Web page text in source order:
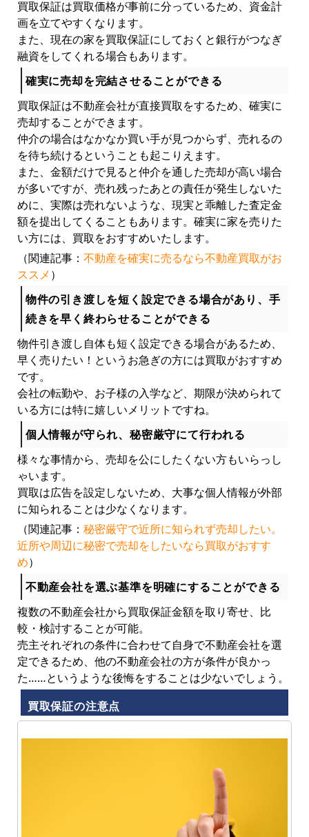
買取保証は買取価格が事前に分っているため、資金計
画を立てやすくなります。
また、現在の家を買取保証にしておくと銀行がつなぎ
融資をしてくれる場合もあります。
確実に売却を完結させることができる
買取保証は不動産会社が直接買取をするため、確実に
売却することができます。
仲介の場合はなかなか買い手が見つからず、売れるの
を待ち続けるということも起こりえます。
また、金額だけで見ると仲介を通した売却が高い場合
が多いですが、売れ残ったあとの責任が発生しないた
めに、実際は売れないような、現実と乖離した査定金
額を提出してくることもあります。確実に家を売りた
い方には、買取をおすすめいたします。
（関連記事： 不動産を確実に売るなら不動産買取がお
ススメ ）
物件の引き渡しを短く設定できる場合があり、手
続きを早く終わらせることができる
物件引き渡し自体も短く設定できる場合があるため、
早く売りたい！というお急ぎの方には買取がおすすめ
です。
会社の転勤や、お子様の入学など、期限が決められて
いる方には特に嬉しいメリットですね。
個人情報が守られ、秘密厳守にて行われる
様々な事情から、売却を公にしたくない方もいらっし
ゃいます。
買取は広告を設定しないため、大事な個人情報が外部
に知られることは少なくなります。
（関連記事： 秘密厳守で近所に知られず売却したい。
近所や周辺に秘密で売却をしたいなら買取がおすす
め）
不動産会社を選ぶ基準を明確にすることができる
複数の不動産会社から買取保証金額を取り寄せ、比
較・検討することが可能。
売主それぞれの条件に合わせて自身で不動産会社を選
定できるため、他の不動産会社の方が条件が良かっ
た……というような後悔をすることは少ないでしょう。
買取保証の注意点